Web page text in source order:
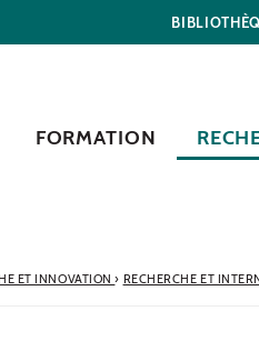
FORMATION
ET INNOVATION› RECHERCHE ET